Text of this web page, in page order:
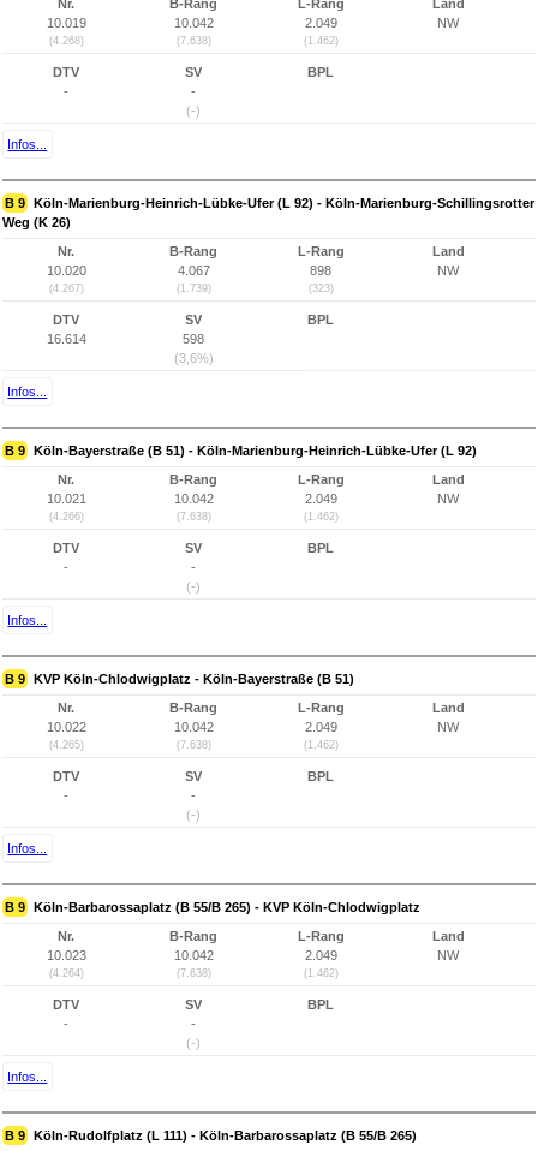
Nr.
10.019
(4.268)
B-Rang
10.042
(7.638)
L-Rang
2.049
(1.462)
Land
NW
DTV
-
SV
-
(-)
BPL
Infos...
B 9 Köln-Marienburg-Heinrich-Lübke-Ufer (L 92) - Köln-Marienburg-Schillingsrotter
Weg (K 26)
Nr.
10.020
(4.267)
B-Rang
4.067
(1.739)
L-Rang
898
(323)
Land
NW
DTV
16.614
SV
598
(3,6%)
BPL
Infos...
B 9 Köln-Bayerstraße (B 51) - Köln-Marienburg-Heinrich-Lübke-Ufer (L 92)
Nr.
10.021
(4.266)
B-Rang
10.042
(7.638)
L-Rang
2.049
(1.462)
Land
NW
DTV
-
SV
-
(-)
BPL
Infos...
B 9 KVP Köln-Chlodwigplatz - Köln-Bayerstraße (B 51)
Nr.
10.022
(4.265)
B-Rang
10.042
(7.638)
L-Rang
2.049
(1.462)
Land
NW
DTV
-
SV
-
(-)
BPL
Infos...
B 9 Köln-Barbarossaplatz (B 55/B 265) - KVP Köln-Chlodwigplatz
Nr.
10.023
(4.264)
B-Rang
10.042
(7.638)
L-Rang
2.049
(1.462)
Land
NW
DTV
-
SV
-
(-)
BPL
Infos...
B 9 Köln-Rudolfplatz (L 111) - Köln-Barbarossaplatz (B 55/B 265)